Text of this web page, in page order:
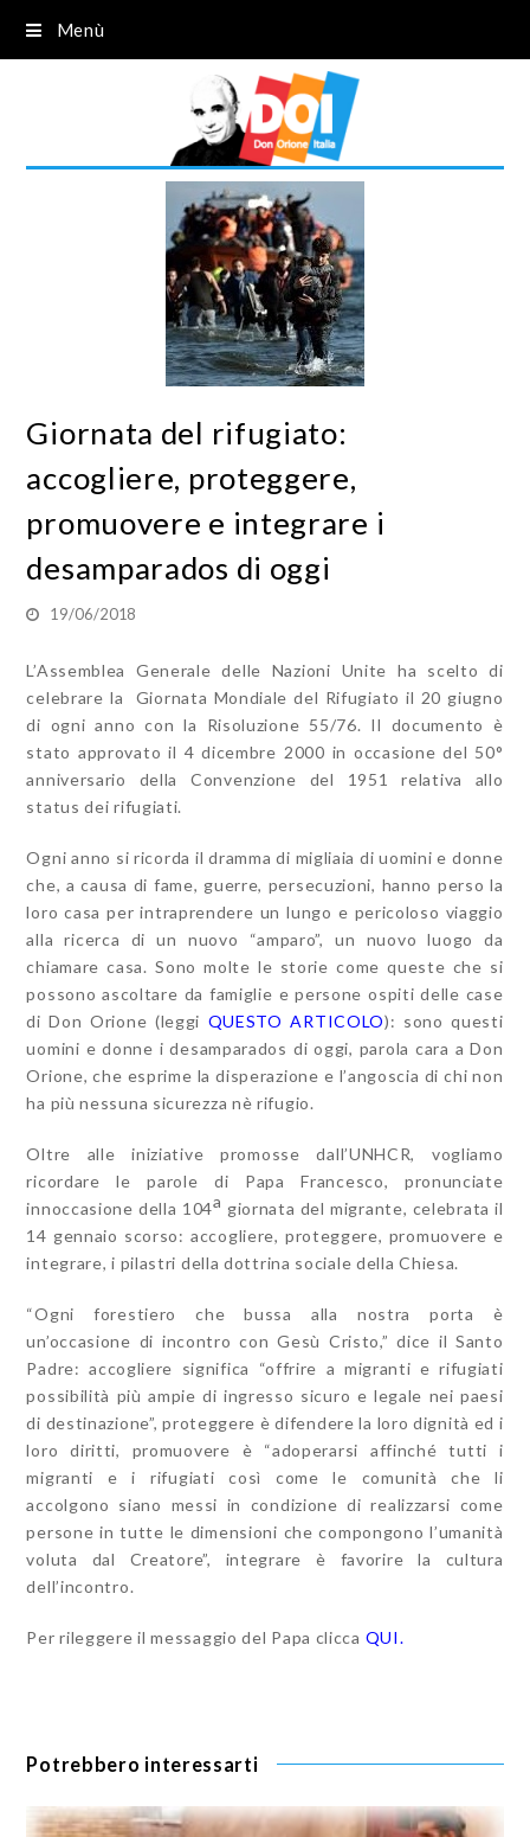
Menù
Giornata del rifugiato:
accogliere, proteggere,
promuovere e integrare i
desamparados di oggi
19/06/2018
L’Assemblea Generale delle Nazioni Unite ha scelto di
celebrare la Giornata Mondiale del Rifugiato il 20 giugno
di ogni anno con la Risoluzione 55/76. Il documento è
stato approvato il 4 dicembre 2000 in occasione del 50°
anniversario della Convenzione del 1951 relativa allo
status dei rifugiati.
Ogni anno si ricorda il dramma di migliaia di uomini e donne
che, a causa di fame, guerre, persecuzioni, hanno perso la
loro casa per intraprendere un lungo e pericoloso viaggio
alla ricerca di un nuovo “amparo”, un nuovo luogo da
chiamare casa. Sono molte le storie come queste che si
possono ascoltare da famiglie e persone ospiti delle case
di Don Orione (leggi QUESTO ARTICOLO): sono questi
uomini e donne i desamparados di oggi, parola cara a Don
Orione, che esprime la disperazione e l’angoscia di chi non
ha più nessuna sicurezza nè rifugio.
Oltre alle iniziative promosse dall’UNHCR, vogliamo
ricordare le parole di Papa Francesco, pronunciate
innoccasione della 104a giornata del migrante, celebrata il
14 gennaio scorso: accogliere, proteggere, promuovere e
integrare, i pilastri della dottrina sociale della Chiesa.
“Ogni forestiero che bussa alla nostra porta è
un’occasione di incontro con Gesù Cristo,” dice il Santo
Padre: accogliere significa “offrire a migranti e rifugiati
possibilità più ampie di ingresso sicuro e legale nei paesi
di destinazione”, proteggere è difendere la loro dignità ed i
loro diritti, promuovere è “adoperarsi affinché tutti i
migranti e i rifugiati così come le comunità che li
accolgono siano messi in condizione di realizzarsi come
persone in tutte le dimensioni che compongono l’umanità
voluta dal Creatore”, integrare è favorire la cultura
dell’incontro.
Per rileggere il messaggio del Papa clicca QUI.
Potrebbero interessarti